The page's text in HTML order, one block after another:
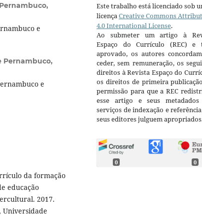
e
Pernambuco,
e
da formação
educação
2017.
Universidade
Este trabalho está licenciado sob
licençaCreative Commons
4.0 International License.
Ao submeter um artigo à
Espaço do Currículo (REC) e
aprovado, os autores
ceder, sem remuneração, os
direitos à Revista Espaço do
os direitos de primeira
permissão para que a REC
esse artigo e seus metadados
serviços de indexação e
seus editores julguem
0 0